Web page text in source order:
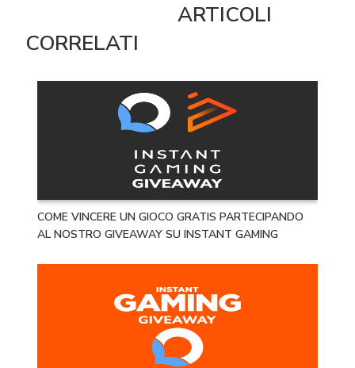
ARTICOLI
CORRELATI
COME VINCERE UN GIOCO GRATIS PARTECIPANDO
AL NOSTRO GIVEAWAY SU INSTANT GAMING